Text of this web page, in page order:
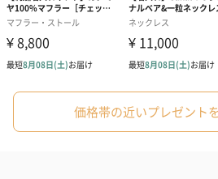
価格帯の近いプレゼント